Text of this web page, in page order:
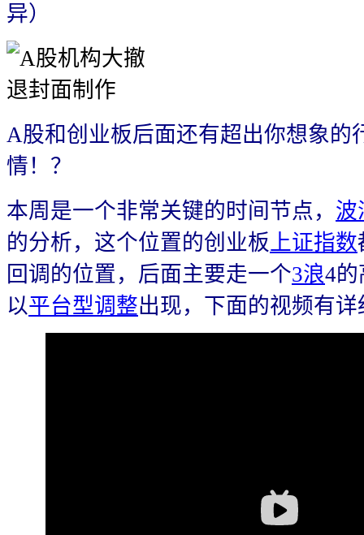
异）
A股和创业板后面还有超出你想象的
情！？
本周是一个非常关键的时间节点， 波
的分析，这个位置的创业板 上证指数
回调的位置 ，后面主要走一个3浪4的
以平台型调整出现， 下面的视频有